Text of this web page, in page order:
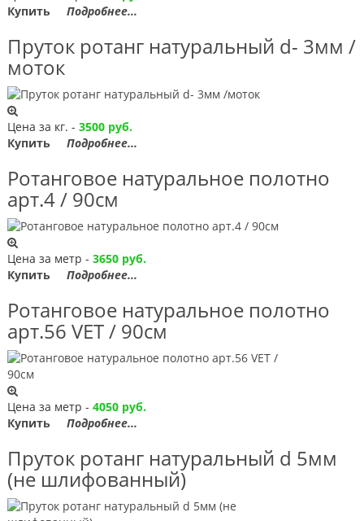
Купить
Подробнее...
Пруток ротанг натуральный d- 3мм /
моток
Цена за кг. - 3500 руб.
Купить
Подробнее...
Ротанговое натуральное полотно
арт.4 / 90см
Цена за метр - 3650 руб.
Купить
Подробнее...
Ротанговое натуральное полотно
арт.56 VET / 90см
Цена за метр - 4050 руб.
Купить
Подробнее...
Пруток ротанг натуральный d 5мм
(не шлифованный)